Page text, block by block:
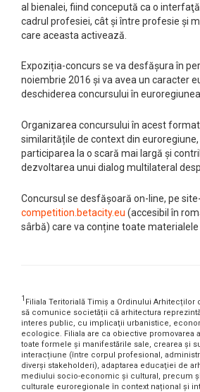
al bienalei, fiind concepută ca o
cadrul profesiei, cât şi între profesie şi
care aceasta activează.
Expoziția-concurs se va desfășura în
noiembrie 2016 și va avea un caracter
deschiderea concursului în
Organizarea concursului în acest
similaritățile de context din euroregiune,
participarea la o scară mai largă și
dezvoltarea unui dialog multilateral
Concursul se desfășoară on-line, pe
competition.betacity.eu (accesibil în
sârbă) care va conține toate materialele
1 Filiala Teritorială Timiș a Ordinului Arhitecților
să comunice societății că arhitectura
interes public, cu implicaţii urbanistice,
ecologice. Filiala are ca obiective promovarea
toate formele și manifestările sale, crearea și
interacțiune (între corpul profesional,
diverși stakeholderi), adaptarea educaţiei de
mediului socio-economic şi cultural, precum
culturale euroregionale în context național și